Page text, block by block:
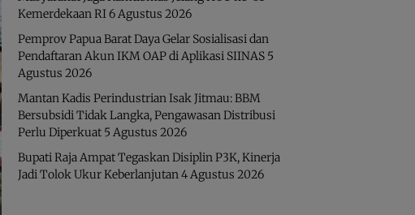
Kemerdekaan RI6 Agustus 2026
Pemprov Papua Barat Daya Gelar Sosialisasi dan
Pendaftaran Akun IKM OAP di Aplikasi SIINAS 5
Agustus 2026
Mantan Kadis Perindustrian Isak Jitmau: BBM
Bersubsidi Tidak Langka, Pengawasan Distribusi
Perlu Diperkuat 5 Agustus 2026
Bupati Raja Ampat Tegaskan Disiplin P3K, Kinerja
Jadi Tolok Ukur Keberlanjutan4 Agustus 2026